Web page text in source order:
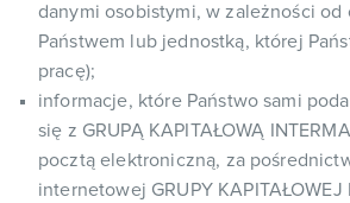
danymi osobistymi, w zależności od
Państwem lub jednostką, której
pracę);
informacje, które Państwo sami
się z GRUPĄ KAPITAŁOWĄ
pocztą elektroniczną, za
internetowej GRUPY KAPITAŁOWEJ